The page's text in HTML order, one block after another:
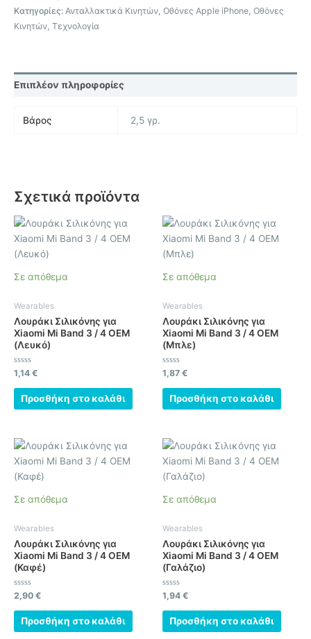
Κατηγορίες: Ανταλλακτικά Κινητών, Οθόνες Apple iPhone, Οθόνες
Κινητών, Τεχνολογία
Επιπλέον πληροφορίες
Βάρος 2,5 γρ.
Σχετικά προϊόντα
Σε απόθεμα
Wearables
Λουράκι Σιλικόνης για
Xiaomi Mi Band 3 / 4 OEM
(Λευκό)
Βαθμολογήθηκε
με
0
από
1,14 €
Προσθήκη στο καλάθι
Σε απόθεμα
Wearables
Λουράκι Σιλικόνης για
Xiaomi Mi Band 3 / 4 OEM
(Μπλε)
Βαθμολογήθηκε
με
0
από
1,87 €
Προσθήκη στο καλάθι
Σε απόθεμα
Wearables
Λουράκι Σιλικόνης για
Xiaomi Mi Band 3 / 4 OEM
(Καφέ)
Βαθμολογήθηκε
με
0
από
2,90 €
Προσθήκη στο καλάθι
Σε απόθεμα
Wearables
Λουράκι Σιλικόνης για
Xiaomi Mi Band 3 / 4 OEM
(Γαλάζιο)
Βαθμολογήθηκε
με
0
από
1,94 €
Προσθήκη στο καλάθι